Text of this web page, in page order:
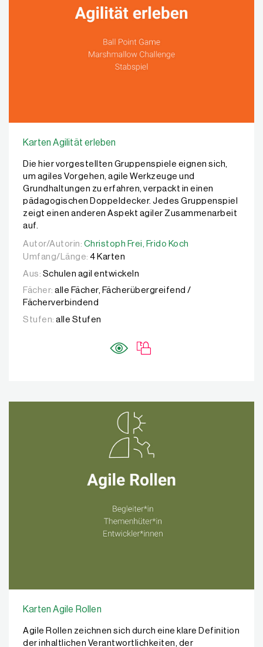
Karten Agilität erleben
Die hier vorgestellten Gruppenspiele eignen sich,
um agiles Vorgehen, agile Werkzeuge und
Grundhaltungen zu erfahren, verpackt in einen
pädagogischen Doppeldecker. Jedes Gruppenspiel
zeigt einen anderen Aspekt agiler Zusammenarbeit
auf.
Autor/Autorin: Christoph Frei, Frido Koch
Autor/Autorin: Christoph Frei, Frido Koch
Umfang/Länge: 4 Karten
Aus: Schulen agil entwickeln
Fächer: alle Fächer, Fächerübergreifend /
Fächerverbindend
Stufen: alle Stufen
Karten Agile Rollen
Agile Rollen zeichnen sich durch eine klare Definition
der inhaltlichen Verantwortlichkeiten, der